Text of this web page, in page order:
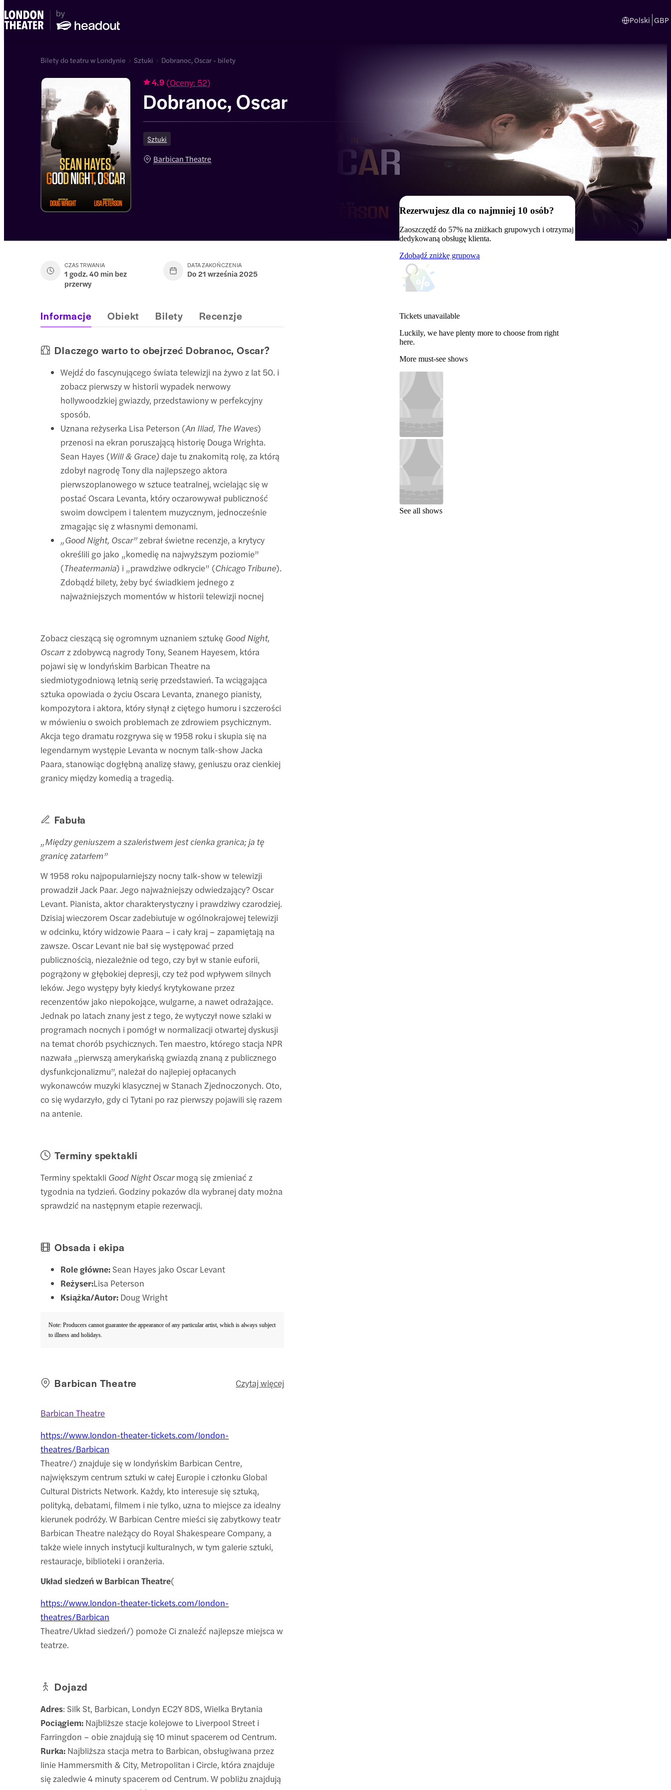
Polski GBP
Bilety do teatru w Londynie Sztuki Dobranoc, Oscar - bilety
4.9 (Oceny: 52)
Dobranoc, Oscar
Sztuki
Barbican Theatre
CZAS TRWANIA
1 godz. 40 min bez
przerwy
DATA ZAKOŃCZENIA
Do 21 września 2025
Rezerwujesz dla co najmniej 10 osób?
Zaoszczędź do 57% na zniżkach grupowych i otrzymaj
dedykowaną obsługę klienta.
Zdobądź zniżkę grupową
Tickets unavailable
Luckily, we have plenty more to choose from right
here.
More must-see shows
See all shows
Informacje Obiekt Bilety Recenzje
Dlaczego warto to obejrzeć Dobranoc, Oscar?
Wejdź do fascynującego świata telewizji na żywo z lat 50. i
zobacz pierwszy w historii wypadek nerwowy
hollywoodzkiej gwiazdy, przedstawiony w perfekcyjny
sposób.
Uznana reżyserka Lisa Peterson (An Iliad, The Waves)
przenosi na ekran poruszającą historię Douga Wrighta.
Sean Hayes (Will & Grace)daje tu znakomitą rolę, za którą
zdobył nagrodę Tony dla najlepszego aktora
pierwszoplanowego w sztuce teatralnej, wcielając się w
postać Oscara Levanta, który oczarowywał publiczność
swoim dowcipem i talentem muzycznym, jednocześnie
zmagając się z własnymi demonami.
„Good Night, Oscar”zebrał świetne recenzje, a krytycy
określili go jako „komedię na najwyższym poziomie”
(Theatermania) i „prawdziwe odkrycie” (Chicago Tribune).
Zdobądź bilety, żeby być świadkiem jednego z
najważniejszych momentów w historii telewizji nocnej
Zobacz cieszącą się ogromnym uznaniem sztukę Good Night,
Oscarr z zdobywcą nagrody Tony, Seanem Hayesem, która
pojawi się w londyńskim Barbican Theatre na
siedmiotygodniową letnią serię przedstawień. Ta wciągająca
sztuka opowiada o życiu Oscara Levanta, znanego pianisty,
kompozytora i aktora, który słynął z ciętego humoru i szczerości
w mówieniu o swoich problemach ze zdrowiem psychicznym.
Akcja tego dramatu rozgrywa się w 1958 roku i skupia się na
legendarnym występie Levanta w nocnym talk-show Jacka
Paara, stanowiąc dogłębną analizę sławy, geniuszu oraz cienkiej
granicy między komedią a tragedią.
Fabuła
„Między geniuszem a szaleństwem jest cienka granica; ja tę
granicę zatarłem”
W 1958 roku najpopularniejszy nocny talk-show w telewizji
prowadził Jack Paar. Jego najważniejszy odwiedzający? Oscar
Levant. Pianista, aktor charakterystyczny i prawdziwy czarodziej.
Dzisiaj wieczorem Oscar zadebiutuje w ogólnokrajowej telewizji
w odcinku, który widzowie Paara – i cały kraj – zapamiętają na
zawsze. Oscar Levant nie bał się występować przed
publicznością, niezależnie od tego, czy był w stanie euforii,
pogrążony w głębokiej depresji, czy też pod wpływem silnych
leków. Jego występy były kiedyś krytykowane przez
recenzentów jako niepokojące, wulgarne, a nawet odrażające.
Jednak po latach znany jest z tego, że wytyczył nowe szlaki w
programach nocnych i pomógł w normalizacji otwartej dyskusji
na temat chorób psychicznych. Ten maestro, którego stacja NPR
nazwała „pierwszą amerykańską gwiazdą znaną z publicznego
dysfunkcjonalizmu”, należał do najlepiej opłacanych
wykonawców muzyki klasycznej w Stanach Zjednoczonych. Oto,
co się wydarzyło, gdy ci Tytani po raz pierwszy pojawili się razem
na antenie.
Terminy spektakli
Terminy spektakli Good Night Oscarmogą się zmieniać z
tygodnia na tydzień. Godziny pokazów dla wybranej daty można
sprawdzić na następnym etapie rezerwacji.
Obsada i ekipa
Role główne: Sean Hayes jako Oscar Levant
Reżyser:Lisa Peterson
Książka/Autor: Doug Wright
Note: Producers cannot guarantee the appearance of any particular artist, which is always subject
to illness and holidays.
Barbican Theatre Czytaj więcej
Barbican Theatre
https://www.london-theater-tickets.com/london-
theatres/Barbican
Theatre/) znajduje się w londyńskim Barbican Centre,
największym centrum sztuki w całej Europie i członku Global
Cultural Districts Network. Każdy, kto interesuje się sztuką,
polityką, debatami, filmem i nie tylko, uzna to miejsce za idealny
kierunek podróży. W Barbican Centre mieści się zabytkowy teatr
Barbican Theatre należący do Royal Shakespeare Company, a
także wiele innych instytucji kulturalnych, w tym galerie sztuki,
restauracje, biblioteki i oranżeria.
Układ siedzeń w Barbican Theatre(
https://www.london-theater-tickets.com/london-
theatres/Barbican
Theatre/Układ siedzeń/) pomoże Ci znaleźć najlepsze miejsca w
teatrze.
Dojazd
Adres: Silk St, Barbican, Londyn EC2Y 8DS, Wielka Brytania
Pociągiem: Najbliższe stacje kolejowe to Liverpool Street i
Farringdon – obie znajdują się 10 minut spacerem od Centrum.
Rurka: Najbliższa stacja metra to Barbican, obsługiwana przez
linie Hammersmith & City, Metropolitan i Circle, która znajduje
się zaledwie 4 minuty spacerem od Centrum. W pobliżu znajdują